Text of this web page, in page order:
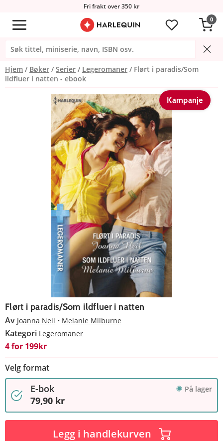
Fri frakt over 350 kr
0
Hjem Bøker Serier Legeromaner
Flørt i paradis/Som
ildfluer i natten - ebook
Kampanje
Flørt i paradis/Som ildfluer i natten
Av Joanna Neil Melanie Milburne
Kategori Legeromaner
4 for 199kr
Velg format
E-bok På lager
79,90 kr
Legg i handlekurven